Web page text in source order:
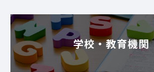
学校・教育機関